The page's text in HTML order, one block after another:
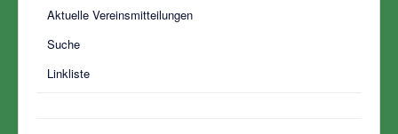
Aktuelle Vereinsmitteilungen
Suche
Linkliste